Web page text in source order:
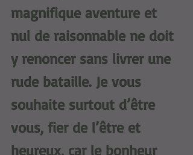
magnifique aventure et
nul de raisonnable ne doit
y renoncer sans livrer une
rude bataille. Je vous
souhaite surtout d’être
vous, fier de l’être et
heureux, car le bonheur